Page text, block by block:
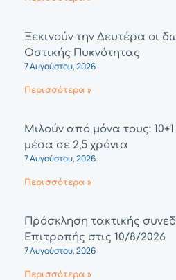
Ξεκινούν την Δευτέρα οι
Οστικής Πυκνότητας
7 Αυγούστου, 2026
Περισσότερα »
Μιλούν από μόνα τους:
μέσα σε 2,5 χρόνια
7 Αυγούστου, 2026
Περισσότερα »
Πρόσκληση τακτικής
Επιτροπής στις 10/8/2026
7 Αυγούστου, 2026
Περισσότερα »